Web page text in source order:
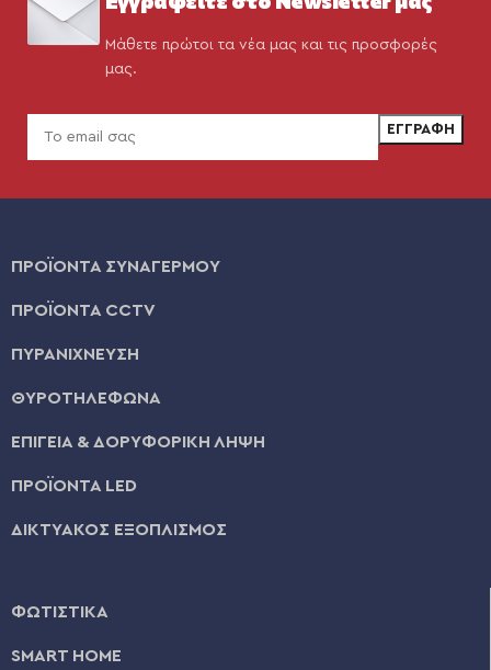
Μάθετε πρώτοι τα νέα μας και τις προσφορές
μας.
ΠΡΟΪΟΝΤΑ ΣΥΝΑΓΕΡΜΟΥ
ΠΡΟΪΟΝΤΑ CCTV
ΠΥΡΑΝΙΧΝΕΥΣΗ
ΘΥΡΟΤΗΛΕΦΩΝΑ
ΕΠΙΓΕΙΑ & ΔΟΡΥΦΟΡΙΚΗ ΛΗΨΗ
ΠΡΟΪΟΝΤΑ LED
ΔΙΚΤΥΑΚΟΣ ΕΞΟΠΛΙΣΜΟΣ
ΦΩΤΙΣΤΙΚΑ
SMART HOME